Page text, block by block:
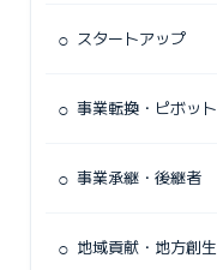
○ スタートアップ
○ 事業転換・ピボット
○ 事業承継・後継者
○ 地域貢献・地方創生